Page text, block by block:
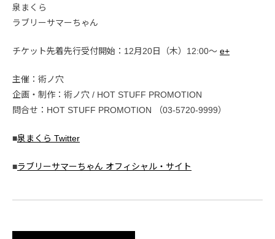
泉まくら
ラブリーサマーちゃん
チケット先着先行受付開始：12月20日（木）12:00〜 e+
主催：術ノ穴
企画・制作：術ノ穴 / HOT STUFF PROMOTION
問合せ：HOT STUFF PROMOTION （03-5720-9999）
■泉まくら Twitter
■ラブリーサマーちゃん オフィシャル・サイト